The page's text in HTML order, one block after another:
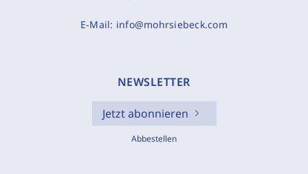
E-Mail: info@mohrsiebeck.com
NEWSLETTER
Jetzt abonnieren
Abbestellen